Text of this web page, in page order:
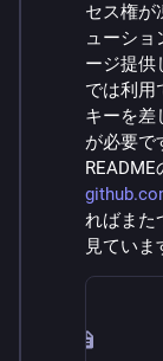
セス権が
ューショ
ージ提供
では利用
キーを差
が必要で
ればまた
見ていま